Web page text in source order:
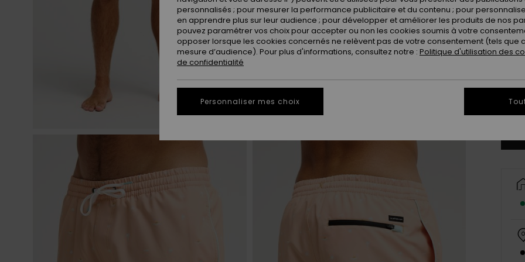
personnalisés ; pour mesurer la performance publicitaire et du contenu ; pour
en apprendre plus sur leur audience ; pour développer et améliorer les produits de nos
pouvez paramétrer vos choix pour accepter ou non les cookies soumis à votre
opposer lorsque les cookies concernés ne relèvent pas de votre consentement (tels que
mesure d’audience). Pour plus d'informations, consultez notre : Politique d'utilisation des
de confidentialité
Personnaliser mes choix